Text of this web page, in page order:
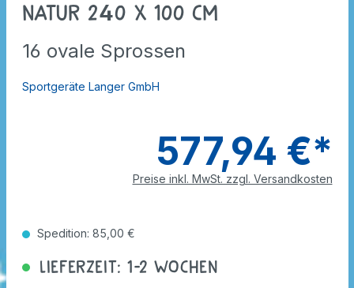
natur 240 x 100 cm
16 ovale Sprossen
Sportgeräte Langer GmbH
577,94 €*
Preise inkl. MwSt. zzgl. Versandkosten
Spedition: 85,00 €
Lieferzeit: 1-2 Wochen